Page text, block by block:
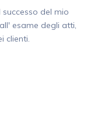
del mio
esame degli atti,
clienti.